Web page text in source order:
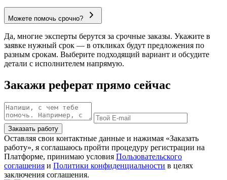
Можете помочь срочно?
Да, многие эксперты берутся за срочные заказы. Укажите в
заявке нужный срок — в откликах будут предложения по
разным срокам. Выберите подходящий вариант и обсудите
детали с исполнителем напрямую.
Закажи реферат прямо сейчас
Заказать работу
Оставляя свои контактные данные и нажимая «Заказать
работу», я соглашаюсь пройти процедуру регистрации на
Платформе, принимаю условия Пользовательского
соглашения и Политики конфиденциальности в целях
заключения соглашения.